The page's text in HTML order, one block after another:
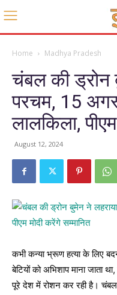
Home Madhya Pradesh
चंबल की ड्रोन
परचम, 15
लालकिला,
August 12, 2024
कभी कन्या भ्रूण हत्या के लिए
बेटियों को अभिशाप माना जाता
पूरे देश में रोशन कर रही है। चंबल